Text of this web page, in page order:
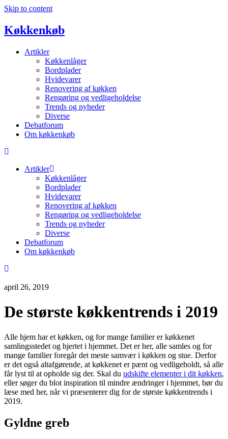
Skip to content
Køkkenkøb
Artikler
Køkkenlåger
Bordplader
Hvidevarer
Renovering af køkken
Rengøring og vedligeholdelse
Trends og nyheder
Diverse
Debatforum
Om køkkenkøb
Artikler
Køkkenlåger
Bordplader
Hvidevarer
Renovering af køkken
Rengøring og vedligeholdelse
Trends og nyheder
Diverse
Debatforum
Om køkkenkøb
april 26, 2019
De største køkkentrends i 2019
Alle hjem har et køkken, og for mange familier er køkkenet
samlingsstedet og hjertet i hjemmet. Det er her, alle samles og for
mange familier foregår det meste samvær i køkken og stue. Derfor
er det også altafgørende, at køkkenet er pænt og vedligeholdt, så alle
får lyst til at opholde sig der. Skal du udskifte elementer i dit køkken,
eller søger du blot inspiration til mindre ændringer i hjemmet, bør du
læse med her, når vi præsenterer dig for de største køkkentrends i
2019.
Gyldne greb